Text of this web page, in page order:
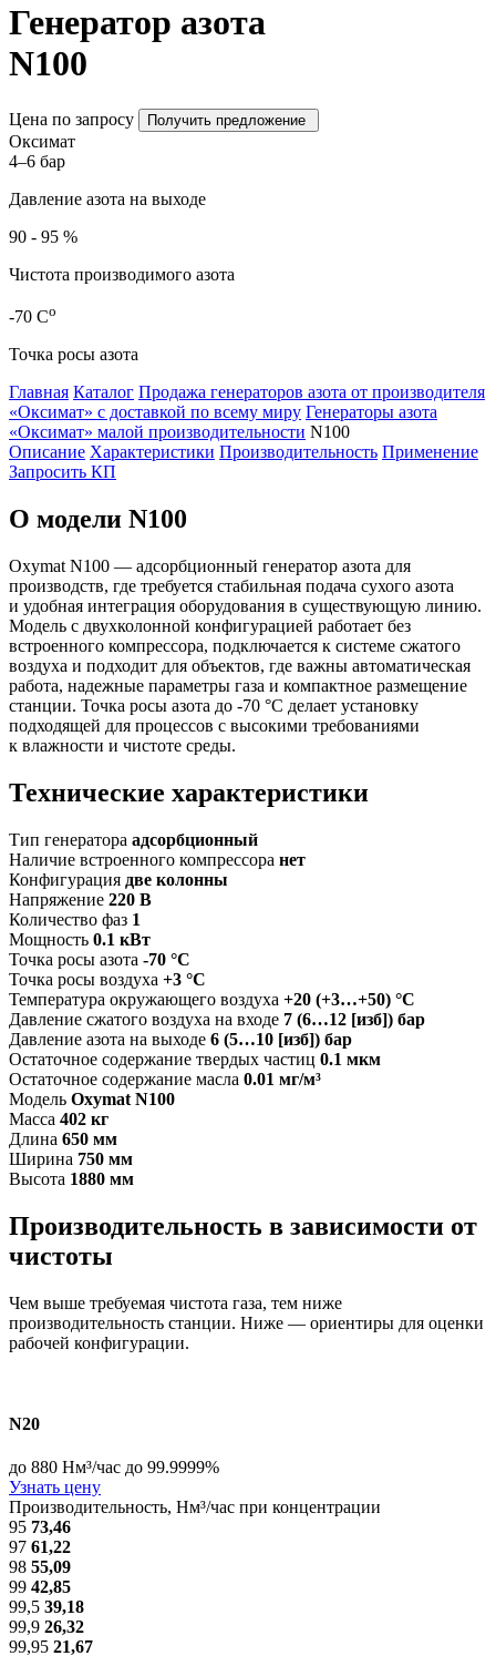
Генератор азота
N100
Цена по запросу Получить предложение
Оксимат
4–6 бар
Давление азота на выходе
90 - 95 %
Чистота производимого азота
-70 Cо
Точка росы азота
Главная Каталог Продажа генераторов азота от производителя
«Оксимат» с доставкой по всему миру Генераторы азота
«Оксимат» малой производительности N100
Описание Характеристики Производительность Применение
Запросить КП
О модели N100
Oxymat N100 — адсорбционный генератор азота для
производств, где требуется стабильная подача сухого азота
и удобная интеграция оборудования в существующую линию.
Модель с двухколонной конфигурацией работает без
встроенного компрессора, подключается к системе сжатого
воздуха и подходит для объектов, где важны автоматическая
работа, надежные параметры газа и компактное размещение
станции. Точка росы азота до -70 °C делает установку
подходящей для процессов с высокими требованиями
к влажности и чистоте среды.
Технические характеристики
Тип генератора адсорбционный
Наличие встроенного компрессора нет
Конфигурация две колонны
Напряжение 220 В
Количество фаз 1
Мощность 0.1 кВт
Точка росы азота -70 °C
Точка росы воздуха +3 °C
Температура окружающего воздуха +20 (+3…+50) °C
Давление сжатого воздуха на входе 7 (6…12 [изб]) бар
Давление азота на выходе 6 (5…10 [изб]) бар
Остаточное содержание твердых частиц 0.1 мкм
Остаточное содержание масла 0.01 мг/м³
Модель Oxymat N100
Масса 402 кг
Длина 650 мм
Ширина 750 мм
Высота 1880 мм
Производительность в зависимости от
чистоты
Чем выше требуемая чистота газа, тем ниже
производительность станции. Ниже — ориентиры для оценки
рабочей конфигурации.
N20
до 880 Нм³/час до 99.9999%
Узнать цену
Производительность, Нм³/час при концентрации
95 73,46
97 61,22
98 55,09
99 42,85
99,5 39,18
99,9 26,32
99,95 21,67